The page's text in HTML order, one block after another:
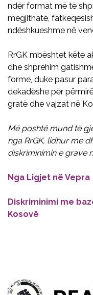
ndër format më të
megjithatë,
ndëshkueshme në
RrGK mbështet këtë
dhe shprehim
forme, duke pasur
dekadëshe për
gratë dhe vajzat në
Më poshtë mund të
nga RrGK, lidhur me
diskriminimin e grave
Nga Ligjet në Vepra
Diskriminimi me
Kosovë